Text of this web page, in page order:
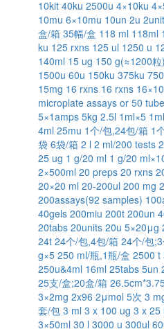
10kit 40ku 2500u 4×10ku
10mu 6×10mu 10un 2u 2unit
盒/箱 35幅/盒 118 ml 118ml
ku 125 rxns 125 ul 1250 u
140ml 15 ug 150 g(≈1200粒)
1500u 60u 150ku 375ku
15mg 16 rxns 16 rxns
microplate assays or 50
5×1amps 5kg 2.5l 1ml×5
4ml 25mu 1个/包,24包/箱 1
袋 6袋/箱 2 l 2 ml/200 tests
25 ug 1 g/20 ml 1 g/20
2×500ml 20 preps 20 rxns
20×20 ml 20-200ul 200 mg
200assays(92 samples)
40gels 200miu 200t 200un
20tabs 20units 20u 5×20μg
24t 24个/包,4包/箱 24个/包
g×5 250 ml/瓶,1瓶/盒 2500 t
250u&4ml 16ml 25tabs 5un
25支/盒;20盒/箱
3×2mg 2x96 2μmol 5次 3
套/包 3 ml 3 x 100 ug 3 x 25
3×50ml 30 l 3000 u 300ul